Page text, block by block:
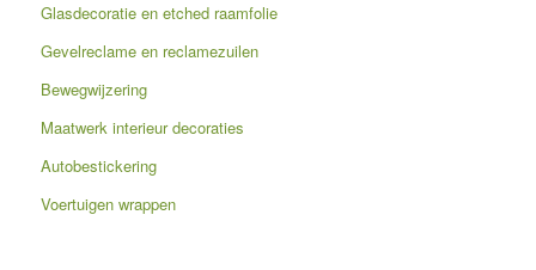
Glasdecoratie en etched raamfolie
Gevelreclame en reclamezuilen
Bewegwijzering
Maatwerk interieur decoraties
Autobestickering
Voertuigen wrappen